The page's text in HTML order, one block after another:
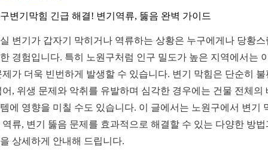
변기막힘 긴급 해결! 변기역류, 뚫음 완벽 가이드
변기가 갑자기 막히거나 역류하는 상황은 누구에게나 당황스
경험입니다. 특히 노원구처럼 인구 밀도가 높은 지역에서는
제가 더욱 빈번하게 발생할 수 있습니다. 변기 막힘은 단순히 불
어, 위생 문제와 악취를 유발하며 심각한 경우에는 건물 전체의
에 영향을 미칠 수도 있습니다. 이 글에서는 노원구에서 변기
역류, 변기 뚫음 문제를 효과적으로 해결할 수 있는 다양한 방법
상세하게 안내해 드립니다.